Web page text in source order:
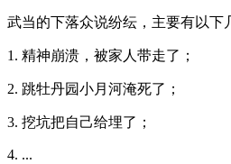
武当的下落众说纷纭，主要有以下
1. 精神崩溃，被家人带走了；
2. 跳牡丹园小月河淹死了；
3. 挖坑把自己给埋了；
4. ...